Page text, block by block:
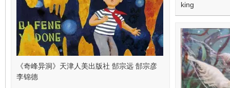
king
《奇峰异洞》天津人美出版社 郜宗远 郜宗彦
李锦德